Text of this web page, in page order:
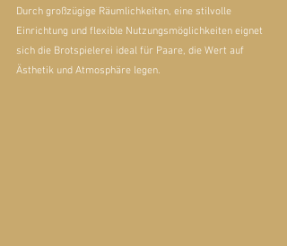
Durch großzügige Räumlichkeiten, eine stilvolle
Einrichtung und flexible Nutzungsmöglichkeiten eignet
sich die Brotspielerei ideal für Paare, die Wert auf
Ästhetik und Atmosphäre legen.